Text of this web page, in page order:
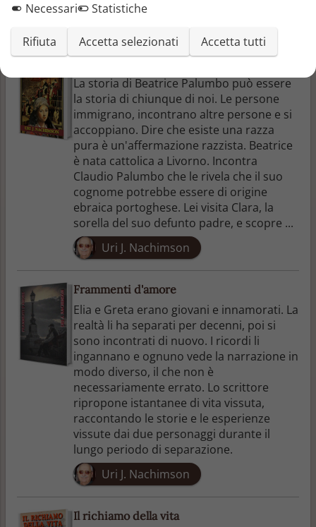
La storia di Beatrice Palumbo può essere
la storia di chiunque di noi. Le persone
immigrano, incontrano altre persone e si
accoppiano. Dire che esiste una razza
pura è un'affermazione razzista. Beatrice
è nata cattolica a Livorno. Incontra
Claudio Palumbo che le rivela che il suo
cognome potrebbe essere di origine
ebraica portoghese. Lei visita Clara, la
sorella del suo defunto padre, e scopre ...
Uri J. Nachimson
Frammenti d'amore
Elia e Greta erano giovani e innamorati. La
realtà li ha separati per decenni, poi si
sono incontrati di nuovo. I ricordi li
ingannano e ognuno vede la narrazione in
modo diverso, il che non è
necessariamente errato. Lo scrittore
ripropone istantanee di vita vissuta,
raccontando le storie e le esperienze
vissute dai due personaggi durante il
lungo periodo di separazione.
Uri J. Nachimson
Il richiamo della vita
Necessari
Statistiche
Rifiuta Accetta selezionati Accetta tutti